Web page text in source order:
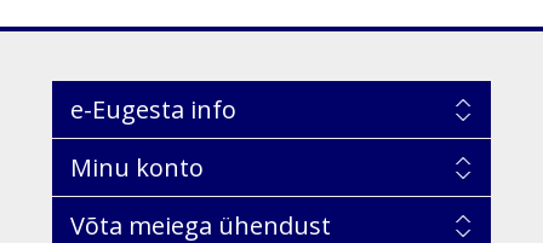
e-Eugesta info
Minu konto
Võta meiega ühendust